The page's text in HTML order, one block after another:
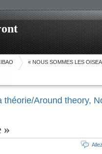
« NOUS SOMMES LES
théorie/Around theory,
»